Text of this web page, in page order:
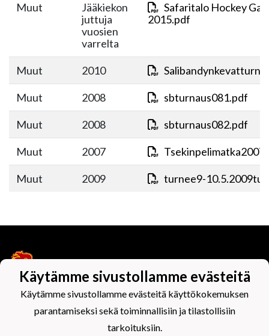
Muut
Jääkiekon
juttuja
vuosien
varrelta
Safaritalo Hockey
2015.pdf
Muut 2010
Muut 2008 sbturnaus081.pdf
Muut 2008 sbturnaus082.pdf
Muut 2007
Muut 2009 turnee9-
Tietosuojaseloste
Käytämme sivustollamme evästeitä
Käytämme sivustollamme evästeitä käyttökokemuksen
parantamiseksi sekä toiminnallisiin ja tilastollisiin
tarkoituksiin.